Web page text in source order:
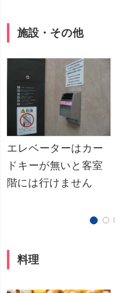
施設・その他
エレベーターはカー
ドキーが無いと客室
階には行けません
料理